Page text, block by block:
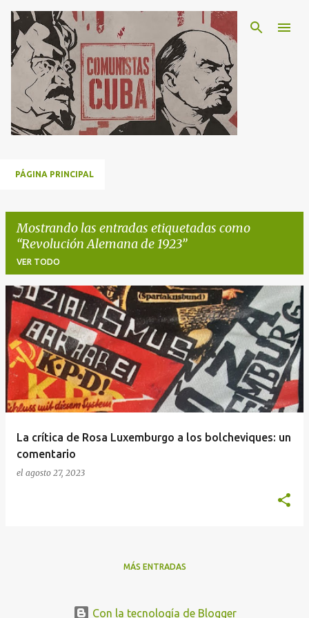
Ir al contenido principal
PÁGINA PRINCIPAL
Mostrando las entradas etiquetadas como
Revolución Alemana de 1923
VER TODO
n
a
d
La crítica de Rosa Luxemburgo a los bolcheviques: un
comentario
el agosto 27, 2023
MÁS ENTRADAS
Con la tecnología de Blogger